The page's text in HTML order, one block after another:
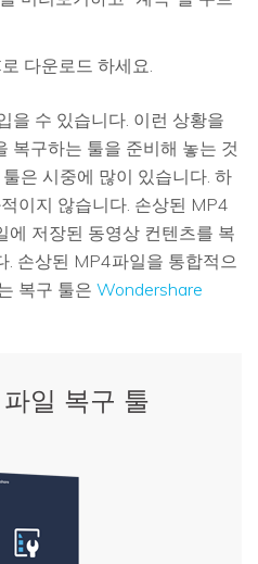
다운로드 하세요.
을 수 있습니다. 이런 상황을
복구하는 툴을 준비해 놓는 것
은 시중에 많이 있습니다. 하
이지 않습니다. 손상된 MP4
에 저장된 동영상 컨텐츠를 복
. 손상된 MP4파일을 통합적으
복구 툴은 Wondershare
일 복구 툴